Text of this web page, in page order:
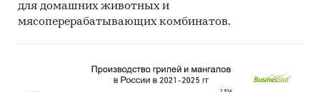
География исследования:
РФ, федеральные округа и регионы РФ, страны
Источник исследования — Tebiz Group.
для домашних животных и
мясоперерабатывающих комбинатов.